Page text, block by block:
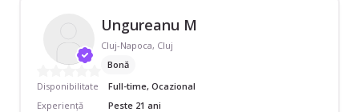
Ungureanu M
Cluj-Napoca, Cluj
Bonă
Disponibilitate
Full-time, Ocazional
Experiență
Peste 21 ani